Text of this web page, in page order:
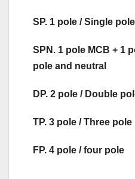
SP. 1 pole / Single pole
SPN. 1 pole MCB + 1
pole and neutral
DP. 2 pole / Double
TP. 3 pole / Three pole
FP. 4 pole / four pole